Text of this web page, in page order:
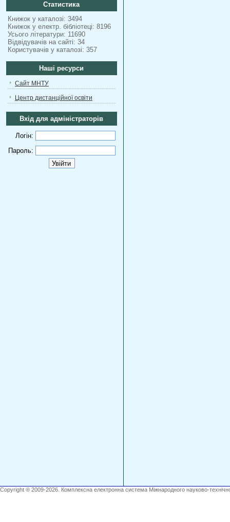
Статистика
Книжок у каталозі: 3494
Книжок у електр. бібліотеці: 8196
Усього літератури: 11690
Відвідувачів на сайті: 34
Користувачів у каталозі: 357
Наші ресурси
Сайт МНТУ
Центр дистанційної освіти
Вхід для адміністраторів
Логін:
Пароль:
Copyright ® 2009-2026. Комплексна електронна система Міжнародного науково-